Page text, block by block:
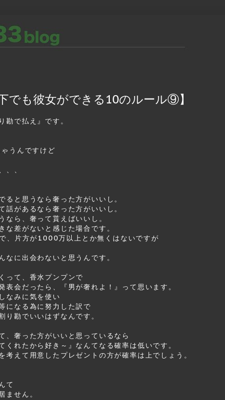
も彼女ができる10のルール⑨】
勘で払え』です。
うんですけど
、、
ると思うなら奢った方がいいし。
話があるなら奢った方がいいし。
なら、奢って貰えばいいし。
な差がないと感じた場合です。
、片方が1000万以上とか無くはないですが
なに出会わないと思うんです。
って、香水プンプンで
表会だったら、『男が奢れよ！』って思います。
なみに気を使い
になる為に努力した訳で
り勘でいいはずなんです。
、奢った方がいいと思っているなら
くれたから好き～』なんてなる確率は低いです。
考えて用意したプレゼントの方が確率は上でしょう。
て
ません。